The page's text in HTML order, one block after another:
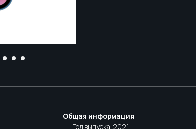
Общая информация
Год выпуска: 2021